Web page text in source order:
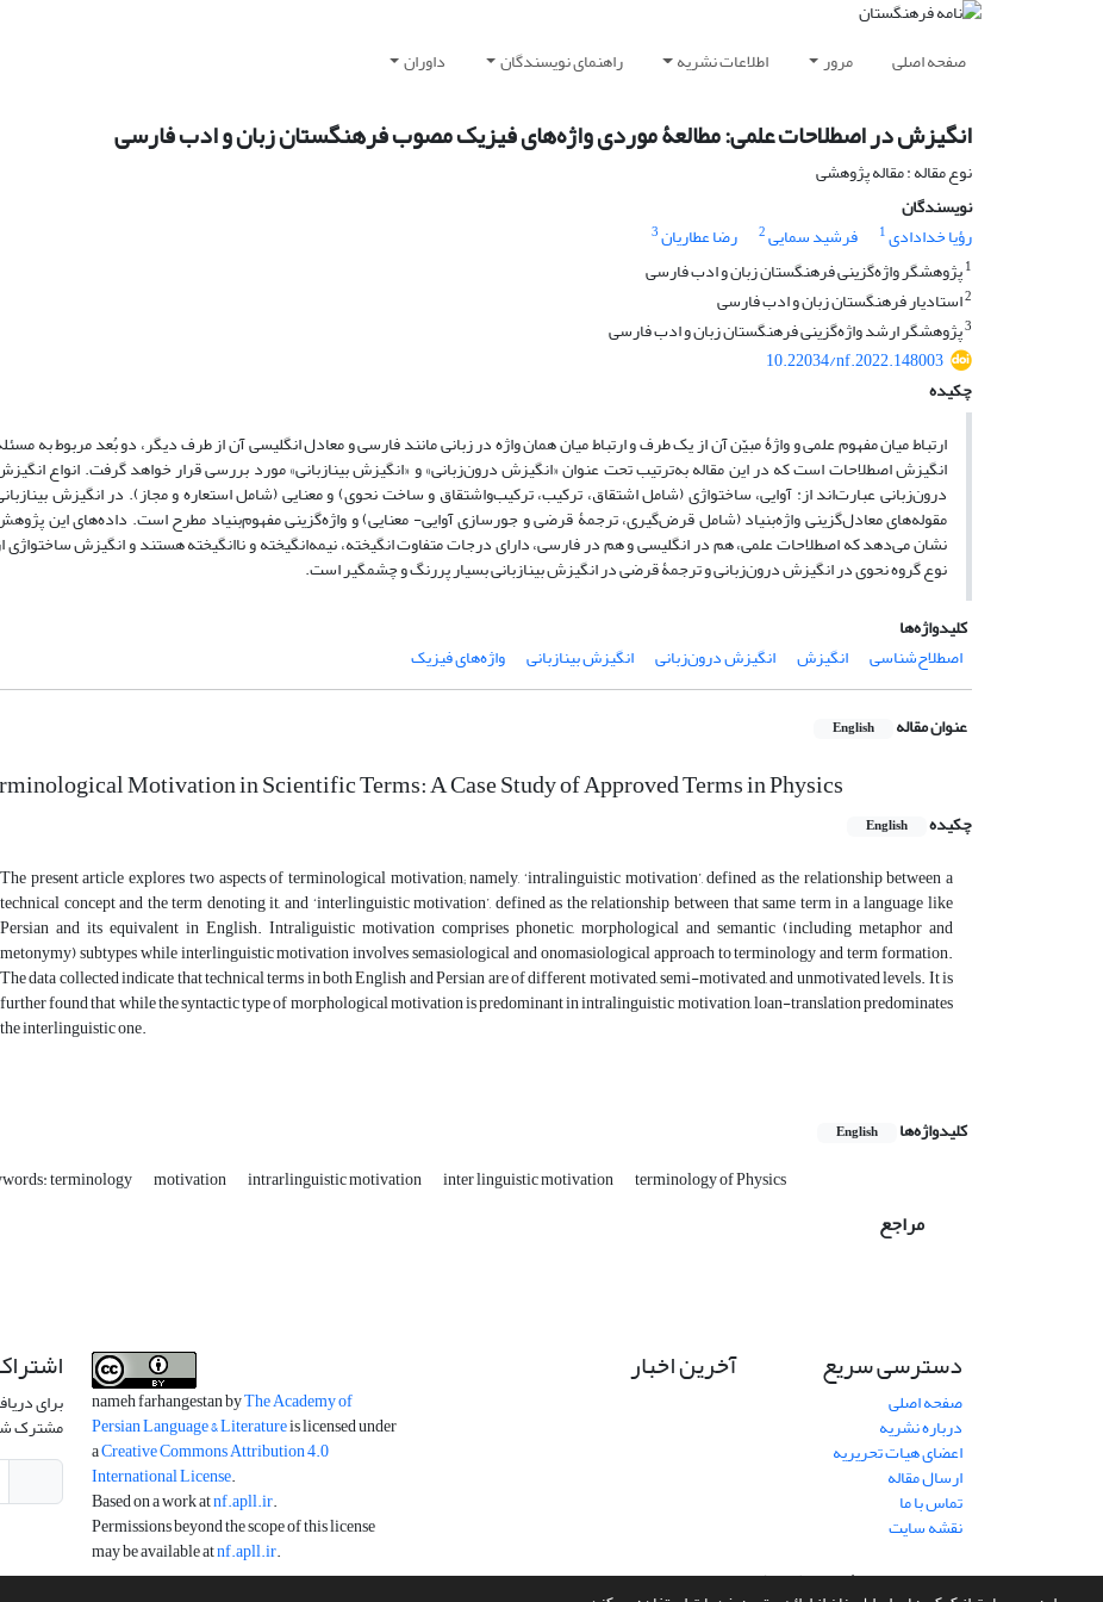
صفحه اصلی مرور اطلاعات نشریه راهنمای نویسندگان داوران
انگیزش در اصطلاحات علمی: مطالعۀ موردی ‌واژه‌های فیزیک مصوب فرهنگستان زبان و ادب فارسی
نوع مقاله : مقاله پژوهشی
نویسندگان
رؤیا خدادادی1 فرشید سمایی2 رضا عطاریان3
1پژوهشگر واژه‌گزینی فرهنگستان زبان و ادب فارسی
2استادیار فرهنگستان زبان و ادب فارسی
3پژوهشگر ارشد واژه‌گزینی فرهنگستان زبان و ادب فارسی
10.22034/nf.2022.148003
چکیده
ارتباط میان مفهوم علمی و واژۀ مبیّن آن از یک طرف و ارتباط میان همان واژه در زبانی مانند فارسی و معادل انگلیسی آن از طرف دیگر، دو بُعد مربوط به
انگیزش اصطلاحات است که در این مقاله به‌ترتیب تحت عنوان «انگیزش درون‌زبانی» و «انگیزش بینازبانی» مورد بررسی قرار خواهد گرفت. انواع
درون‌زبانی عبارت‌اند از: آوایی، ساختواژی (شامل اشتقاق، ترکیب، ترکیب‌واشتقاق و ساخت نحوی) و معنایی (شامل استعاره و مجاز). در انگیزش
مقوله‌های معادل‌گزینی واژه‌بنیاد (شامل قرض‌گیری، ترجمۀ قرضی و جورسازی آوایی- معنایی) و واژه‌گزینی مفهوم‌بنیاد مطرح است. داده‌های این
نشان می‌دهد که اصطلاحات علمی، هم در انگلیسی و هم در فارسی، دارای درجات متفاوت انگیخته، نیمه‌انگیخته و ناانگیخته هستند و انگیزش ساختواژی
نوع گروه نحوی در انگیزش درون‌زبانی و ترجمۀ قرضی در انگیزش بینازبانی بسیار پررنگ و چشمگیر است.
کلیدواژه‌ها
اصطلاح‌شناسی
انگیزش انگیزش درون‌زبانی انگیزش بینازبانی واژه‌های فیزیک
عنوان مقاله English
Motivation in Scientific Terms: A Case Study of Approved Terms in Physics
چکیده English
The present article explores two aspects of terminological motivation; namely, ‘intralinguistic motivation’, defined as the relationship between a
technical concept and the term denoting it, and ‘interlinguistic motivation’, defined as the relationship between that same term in a language like
Persian and its equivalent in English. Intraliguistic motivation comprises phonetic, morphological and semantic (including metaphor and
metonymy) subtypes while interlinguistic motivation involves semasiological and onomasiological approach to terminology and term formation.
The data collected indicate that technical terms in both English and Persian are of different motivated, semi-motivated, and unmotivated levels. It is
further found that while the syntactic type of morphological motivation is predominant in intralinguistic motivation, loan-translation predominates
the interlinguistic one.
کلیدواژه‌ها English
terminology motivation intrarlinguistic motivation inter linguistic motivation terminology of Physics
مراجع
دسترسی سریع
صفحه اصلی
درباره نشریه
اعضای هیات تحریریه
ارسال مقاله
تماس با ما
نقشه سایت
آخرین اخبار
nameh farhangestan byThe Academy of
Persian Language & Literatureis licensed under
aCreative Commons Attribution 4.0
International License.
Based on a work atnf.apll.ir.
Permissions beyond the scope of this license
may be available atnf.apll.ir.
برای
مشترک
سامانه مدیریت نشریات علمی.طراحی و پیاده سازی ازسیناوب